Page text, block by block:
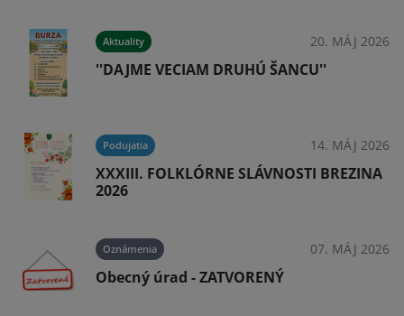
Aktuality 20. MÁJ 2026
''DAJME VECIAM DRUHÚ ŠANCU''
Podujatia 14. MÁJ 2026
XXXIII. FOLKLÓRNE SLÁVNOSTI BREZINA
2026
Oznámenia 07. MÁJ 2026
Obecný úrad - ZATVORENÝ